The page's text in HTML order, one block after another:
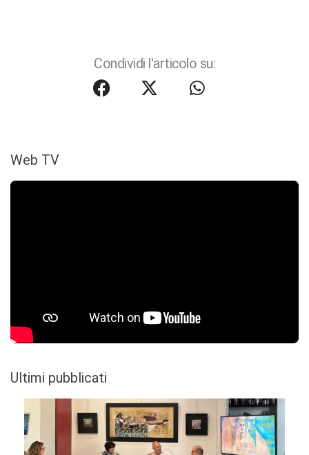
Condividi l'articolo su:
Web TV
Ultimi pubblicati